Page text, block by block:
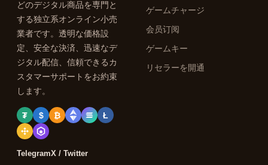
どのデジタル商品を専門と
する独立系オンライン小売
業者です。透明な価格設
定、安全な決済、迅速なデ
ジタル配信、信頼できるカ
スタマーサポートをお約束
します。
₮ $ ₿ Ł
TelegramX / Twitter
ゲームチャージ
会员订阅
ゲームキー
リセラーを開通